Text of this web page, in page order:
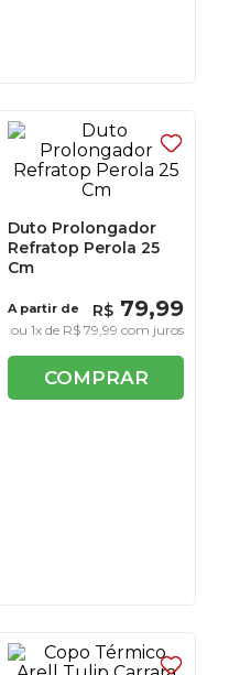
Duto Prolongador
Refratop Perola 25
Cm
A partir de R$ 79,99
ou1x de R$ 79,99 com juros
COMPRAR